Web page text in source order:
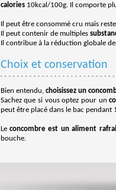
calories 10kcal/100g. Il comporte
Il peut être consommé cru mais
Il peut contenir de multiples
Il contribue à la réduction globale
Choix et conservation
Bien entendu, choisissez un
Sachez que si vous optez pour un
peut être placé dans le bac pendant
Le concombre est un aliment
bouche.